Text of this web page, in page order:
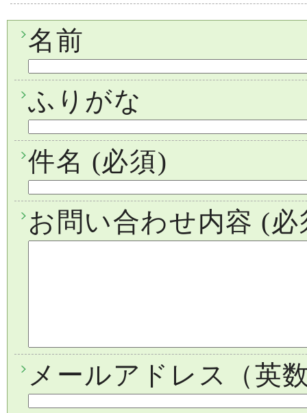
名前
ふりがな
件名 (必須)
お問い合わせ内容 (必
メールアドレス（英